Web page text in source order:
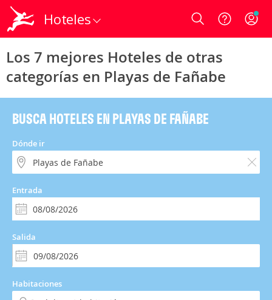
Hoteles Login
Los 7 mejores Hoteles de otras
categorías en Playas de Fañabe
BUSCA HOTELES EN PLAYAS DE FAÑABE
Dónde ir
Entrada
Salida
Habitaciones